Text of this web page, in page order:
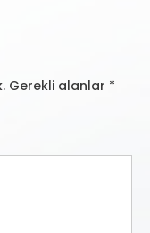
Gerekli alanlar *